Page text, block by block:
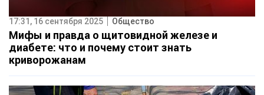
17:31, 16 сентября 2025 Общество
Мифы и правда о щитовидной железе и
диабете: что и почему стоит знать
криворожанам